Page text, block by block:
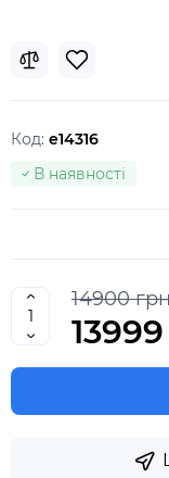
Код: e14316
В наявності
14900